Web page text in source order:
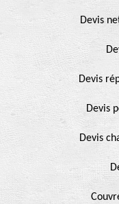
Devis
Devis
Devis
Devis